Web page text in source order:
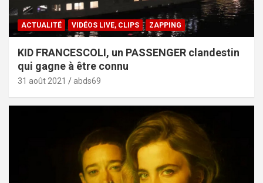
ACTUALITÉ VIDÉOS LIVE, CLIPS ZAPPING
KID FRANCESCOLI, un PASSENGER clandestin
qui gagne à être connu
31 août 2021 abds69